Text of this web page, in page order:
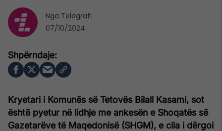
Kryetari i Komunës së Tetovës Bilall Kasami, sot
është pyetur në lidhje me ankesën e Shoqatës së
Gazetarëve të Maqedonisë (SHGM), e cila i dërgoi
Nga Telegrafi
07/10/2024